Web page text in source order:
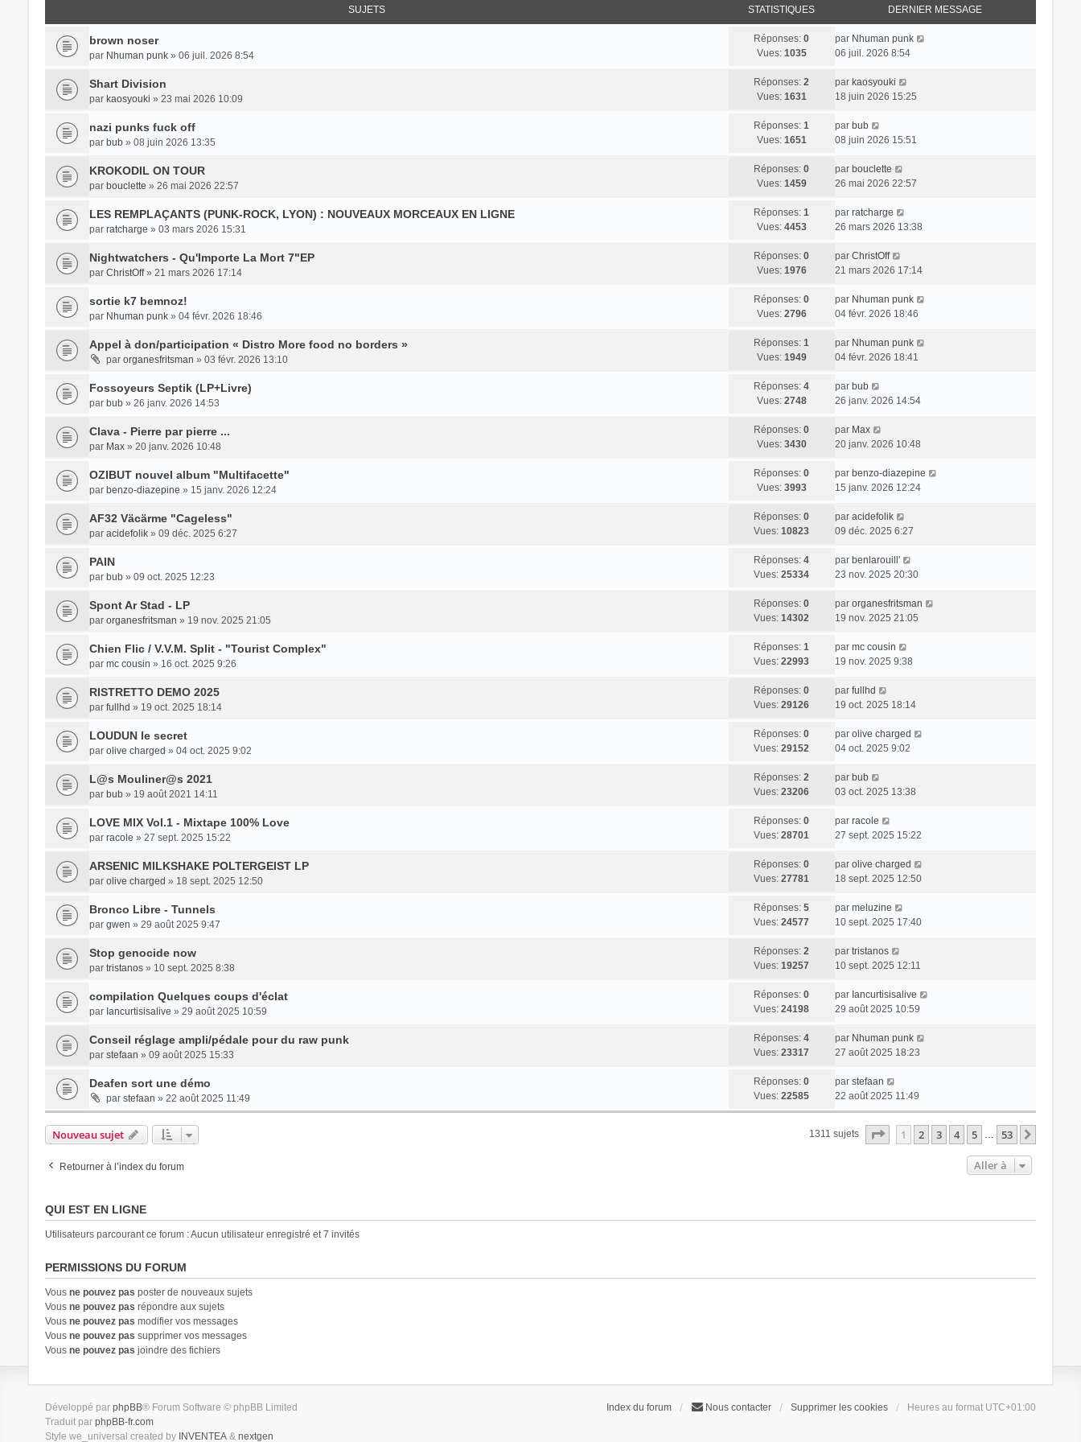
SUJETS STATISTIQUES DERNIER MESSAGE
brown noser
par Nhuman punk» 06 juil. 2026 8:54
Réponses:0
Vues: 1035
par Nhuman punk
06 juil. 2026 8:54
Shart Division
par kaosyouki » 23 mai 2026 10:09
Réponses:2
Vues: 1631
par kaosyouki
18 juin 2026 15:25
nazi punks fuck off
par bub» 08 juin 2026 13:35
Réponses:1
Vues: 1651
par bub
08 juin 2026 15:51
KROKODIL ON TOUR
par bouclette » 26 mai 2026 22:57
Réponses:0
Vues: 1459
par bouclette
26 mai 2026 22:57
LES REMPLAÇANTS (PUNK-ROCK, LYON) : NOUVEAUX MORCEAUX EN LIGNE
par ratcharge » 03 mars 2026 15:31
Réponses:1
Vues: 4453
par ratcharge
26 mars 2026 13:38
Nightwatchers - Qu'Importe La Mort 7"EP
par ChristOff» 21 mars 2026 17:14
Réponses:0
Vues: 1976
par ChristOff
21 mars 2026 17:14
sortie k7 bemnoz!
par Nhuman punk» 04 févr. 2026 18:46
Réponses:0
Vues: 2796
par Nhuman punk
04 févr. 2026 18:46
Appel à don/participation « Distro More food no borders »
par organesfritsman » 03 févr. 2026 13:10
Réponses:1
Vues: 1949
par Nhuman punk
04 févr. 2026 18:41
Fossoyeurs Septik (LP+Livre)
par bub» 26 janv. 2026 14:53
Réponses:4
Vues: 2748
par bub
26 janv. 2026 14:54
Clava - Pierre par pierre ...
par Max» 20 janv. 2026 10:48
Réponses:0
Vues: 3430
par Max
20 janv. 2026 10:48
OZIBUT nouvel album "Multifacette"
par benzo-diazepine » 15 janv. 2026 12:24
Réponses:0
Vues: 3993
par benzo-diazepine
15 janv. 2026 12:24
AF32 Väcärme "Cageless"
par acidefolik» 09 déc. 2025 6:27
Réponses:0
Vues:10823
par acidefolik
09 déc. 2025 6:27
PAIN
par bub» 09 oct. 2025 12:23
Réponses:4
Vues:25334
par benlarouill'
23 nov. 2025 20:30
Spont Ar Stad - LP
par organesfritsman » 19 nov. 2025 21:05
Réponses:0
Vues:14302
par organesfritsman
19 nov. 2025 21:05
Chien Flic / V.V.M. Split - "Tourist Complex"
par mc cousin » 16 oct. 2025 9:26
Réponses:1
Vues:22993
par mc cousin
19 nov. 2025 9:38
RISTRETTO DEMO 2025
par fullhd » 19 oct. 2025 18:14
Réponses:0
Vues:29126
par fullhd
19 oct. 2025 18:14
LOUDUN le secret
par olive charged » 04 oct. 2025 9:02
Réponses:0
Vues:29152
par olive charged
04 oct. 2025 9:02
L​@​s Mouliner​@​s 2021
par bub» 19 août 2021 14:11
Réponses:2
Vues:23206
par bub
03 oct. 2025 13:38
LOVE MIX Vol.1 - Mixtape 100% Love
par racole » 27 sept. 2025 15:22
Réponses:0
Vues:28701
par racole
27 sept. 2025 15:22
ARSENIC MILKSHAKE POLTERGEIST LP
par olive charged » 18 sept. 2025 12:50
Réponses:0
Vues:27781
par olive charged
18 sept. 2025 12:50
Bronco Libre - Tunnels
par gwen » 29 août 2025 9:47
Réponses:5
Vues:24577
par meluzine
10 sept. 2025 17:40
Stop genocide now
par tristanos» 10 sept. 2025 8:38
Réponses:2
Vues:19257
par tristanos
10 sept. 2025 12:11
compilation Quelques coups d'éclat
par Iancurtisisalive » 29 août 2025 10:59
Réponses:0
Vues:24198
par Iancurtisisalive
29 août 2025 10:59
Conseil réglage ampli/pédale pour du raw punk
par stefaan » 09 août 2025 15:33
Réponses:4
Vues:23317
par Nhuman punk
27 août 2025 18:23
Deafen sort une démo
par stefaan » 22 août 2025 11:49
Réponses:0
Vues:22585
par stefaan
22 août 2025 11:49
Nouveau sujet 1311 sujets Page sur53
1 2 3 4 5 … 53
Retourner à l’index du forum Aller à
QUI EST EN LIGNE
Utilisateurs parcourant ce forum : Aucun utilisateur enregistré et 7 invités
PERMISSIONS DU FORUM
Vous ne pouvez pas poster de nouveaux sujets
Vous ne pouvez pas répondre aux sujets
Vous ne pouvez pas modifier vos messages
Vous ne pouvez pas supprimer vos messages
Vous ne pouvez pas joindre des fichiers
Index du forum Nous contacter Supprimer les cookies Heures au format UTC+01:00
Développé par phpBB® Forum Software © phpBB Limited
Traduit par phpBB-fr.com
Style we_universal created by INVENTEA& nextgen